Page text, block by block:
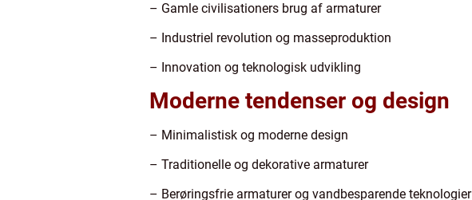
– Gamle civilisationers brug af armaturer
– Industriel revolution og masseproduktion
– Innovation og teknologisk udvikling
Moderne tendenser og design
– Minimalistisk og moderne design
– Traditionelle og dekorative armaturer
– Berøringsfrie armaturer og vandbesparende teknologier